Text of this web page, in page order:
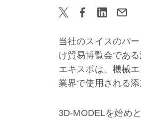
当社のスイスのパ
け貿易博覧会であ
エキスポは、機械
業界で使用される
3D-MODELを始め